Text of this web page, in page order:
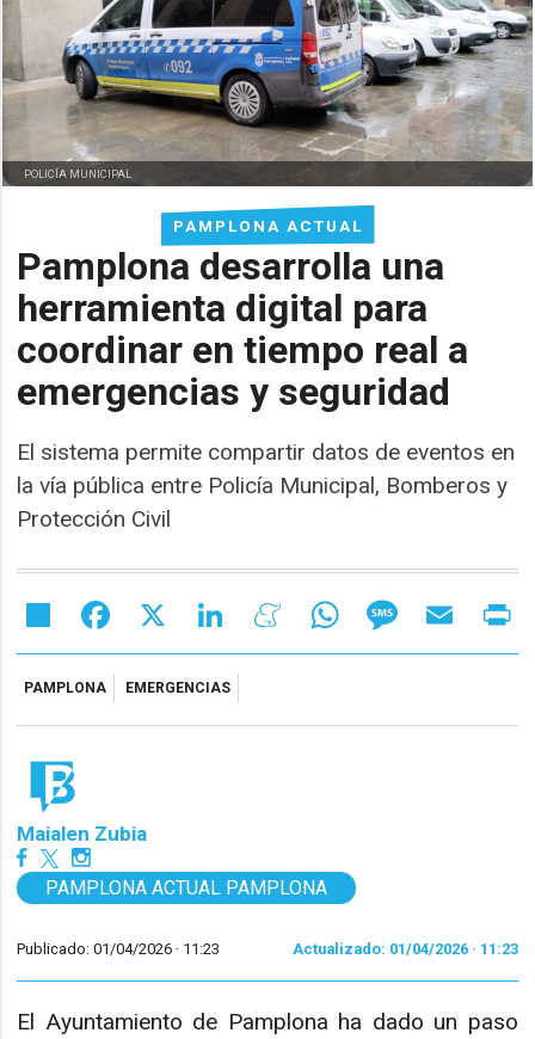
PAMPLONA ACTUAL
Pamplona desarrolla una
herramienta digital para
coordinar en tiempo real a
emergencias y seguridad
El sistema permite compartir datos de eventos en
la vía pública entre Policía Municipal, Bomberos y
Protección Civil
POLICÍA MUNICIPAL
Share Facebook LinkedIn MeneameWhatsAppMessageEmail
PAMPLONA EMERGENCIAS
Maialen Zubia
PAMPLONA ACTUAL PAMPLONA
Publicado: 01/04/2026 · 11:23 Actualizado: 01/04/2026 · 11:23
El Ayuntamiento de Pamplona ha dado un paso